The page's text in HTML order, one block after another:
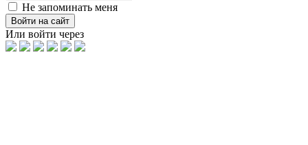
Не запоминать меня
Войти на сайт
Или войти через